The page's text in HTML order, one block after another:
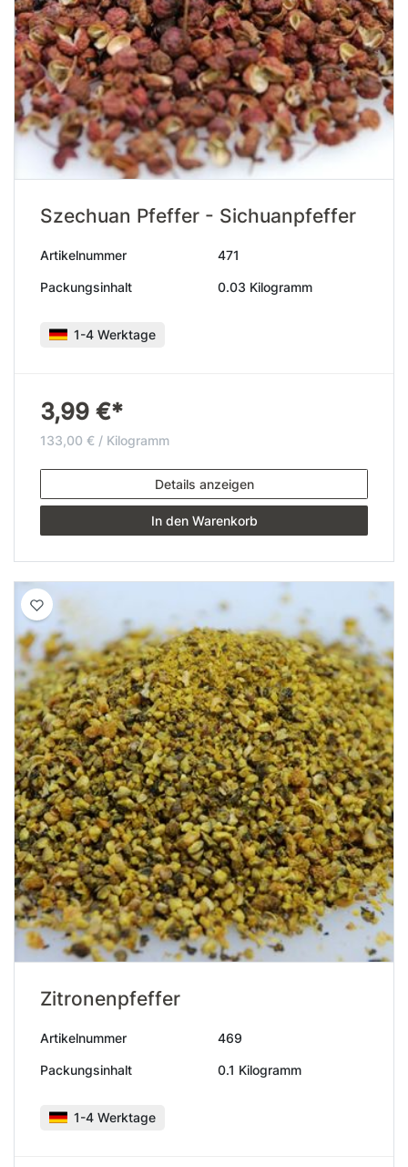
Szechuan Pfeffer - Sichuanpfeffer
Artikelnummer 471
Packungsinhalt 0.03 Kilogramm
1-4 Werktage
3,99 €*
133,00 € / Kilogramm
Details anzeigen
In den Warenkorb
Zitronenpfeffer
Artikelnummer 469
Packungsinhalt 0.1 Kilogramm
1-4 Werktage